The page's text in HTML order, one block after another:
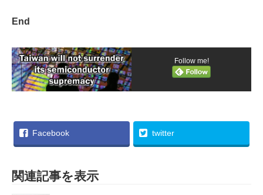
End
Follow me!
Facebook twitter
関連記事を表示